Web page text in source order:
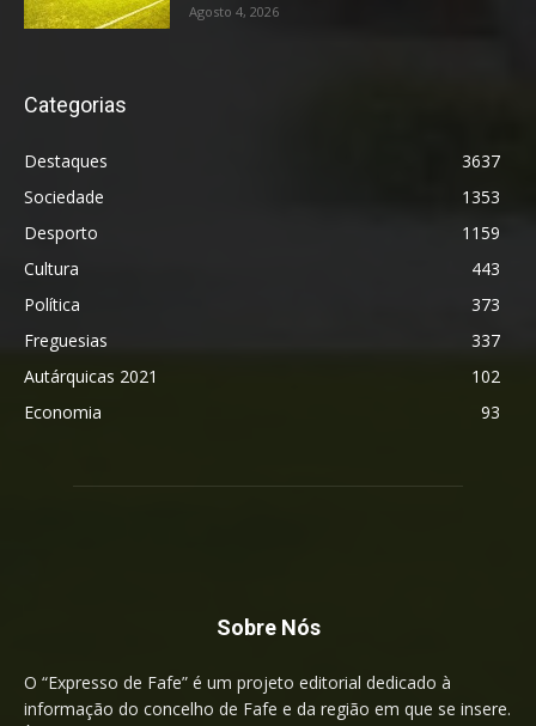
Agosto 4, 2026
Categorias
Destaques
3637
Sociedade
1353
Desporto
1159
Cultura
443
Política
373
Freguesias
337
Autárquicas 2021
102
Economia
93
Sobre Nós
O “Expresso de Fafe” é um projeto editorial dedicado à
informação do concelho de Fafe e da região em que se insere.